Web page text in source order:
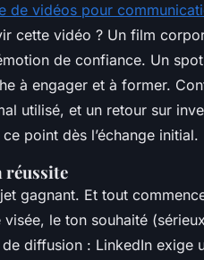
de vidéos pour
cette vidéo ? Un film
de confiance. Un
à engager et à former.
utilisé, et un retour sur
point dès l’échange initial.
réussite
gagnant. Et tout
le ton souhaité
diffusion : LinkedIn exige